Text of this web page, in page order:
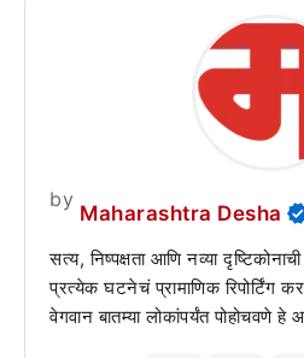
by
Maharashtra Desha
सत्य, निष्पक्षता आणि नव्या
प्रत्येक घटनेचं प्रामाणिक
वेगवान बातम्या लोकांपर्यंत पोहोचवणे